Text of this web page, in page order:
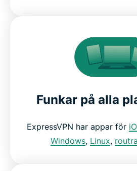
Funkar på alla
ExpressVPN har appar för
Windows, Linux,